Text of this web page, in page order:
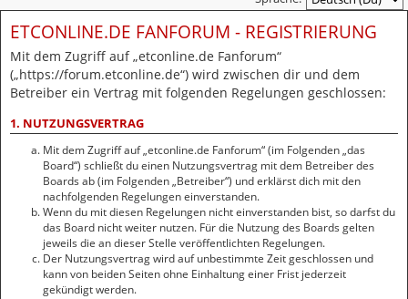
ETCONLINE.DE FANFORUM - REGISTRIERUNG
Mit dem Zugriff auf „etconline.de Fanforum“
(„https://forum.etconline.de“) wird zwischen dir und dem
Betreiber ein Vertrag mit folgenden Regelungen geschlossen:
1. NUTZUNGSVERTRAG
Mit dem Zugriff auf „etconline.de Fanforum“ (im Folgenden „das
Board“) schließt du einen Nutzungsvertrag mit dem Betreiber des
Boards ab (im Folgenden „Betreiber“) und erklärst dich mit den
nachfolgenden Regelungen einverstanden.
Wenn du mit diesen Regelungen nicht einverstanden bist, so darfst du
das Board nicht weiter nutzen. Für die Nutzung des Boards gelten
jeweils die an dieser Stelle veröffentlichten Regelungen.
Der Nutzungsvertrag wird auf unbestimmte Zeit geschlossen und
kann von beiden Seiten ohne Einhaltung einer Frist jederzeit
gekündigt werden.